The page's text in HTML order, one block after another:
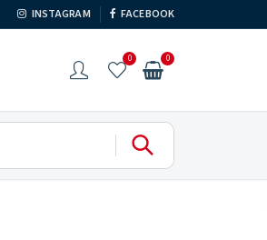
INSTAGRAM FACEBOOK
0 0